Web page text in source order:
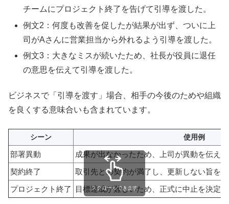
チームにプロジェクト終了を告げて引導を渡した。
例文2：何度も改善を促したが結果が出ず、ついに上
司がAさんに営業担当から外れるよう引導を渡した。
例文3：大きなミスが続いたため、社長が役員に退任
の意思を伝えて引導を渡した。
ビジネスで「引導を渡す」場合、相手の今後のためや組織
を良くする意味合いも含まれています。
シーン 使用例
部署異動
成果が出なかったため、上司が異動を伝え
契約終了
取引先との契約が満了し、更新しない旨を
プロジェクト終了
目標達成が難しいため、正式に中止を決定
スクロールできます